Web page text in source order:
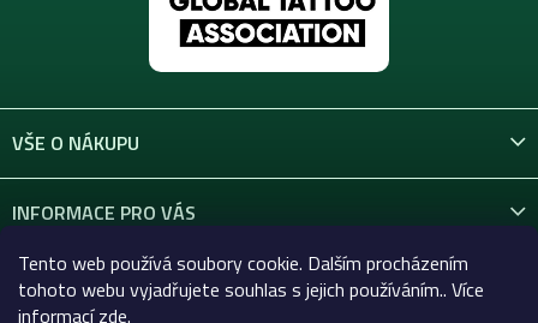
Tento web používá soubory cookie. Dalším procházením
tohoto webu vyjadřujete souhlas s jejich používáním.. Více
informacízde.
VŠE O NÁKUPU
INFORMACE PRO VÁS
KONTAKT